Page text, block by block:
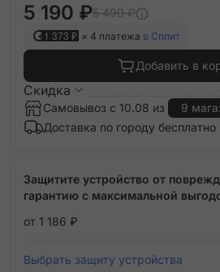
5 190 ₽5 490 ₽
1 373 ₽ × 4 платежа в Сплит
Добавить в
Скидка
Самовывоз с 10.08 из
9
Доставка по городу бесплатно
Защитите устройство от
гарантию с максимальной
от 1 186 ₽
Выбрать защиту устройства